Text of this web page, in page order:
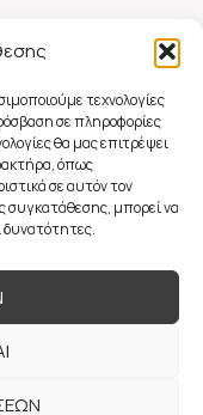
τεχνολογίες
σε πληροφορίες
θα μας επιτρέψει
όπως
σε αυτόν τον
μπορεί να
δυνατότητες.